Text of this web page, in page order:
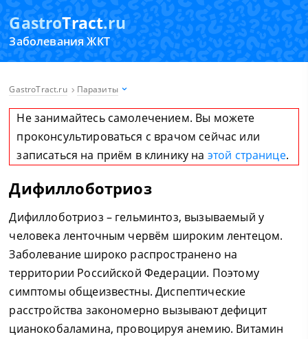
GastroTract.ru
Заболевания ЖКТ
GastroTract.ru Паразиты
Не занимайтесь самолечением. Вы можете
проконсультироваться с врачом сейчас или
записаться на приём в клинику на этой странице.
Дифиллоботриоз
Дифиллоботриоз – гельминтоз, вызываемый у
человека ленточным червём широким лентецом.
Заболевание широко распространено на
территории Российской Федерации. Поэтому
симптомы общеизвестны. Диспептические
расстройства закономерно вызывают дефицит
цианокобаламина, провоцируя анемию. Витамин